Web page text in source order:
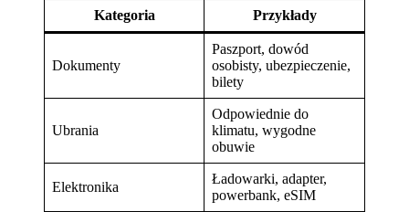
Kategoria Przykłady
Dokumenty
Paszport, dowód
osobisty, ubezpieczenie,
bilety
Ubrania
Odpowiednie do
klimatu, wygodne
obuwie
Elektronika
Ładowarki, adapter,
powerbank, eSIM